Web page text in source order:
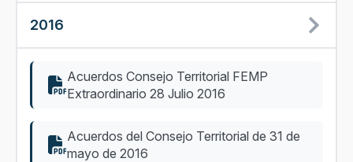
2016
Acuerdos Consejo Territorial FEMP
Extraordinario 28 Julio 2016
Acuerdos del Consejo Territorial de 31 de
mayo de 2016